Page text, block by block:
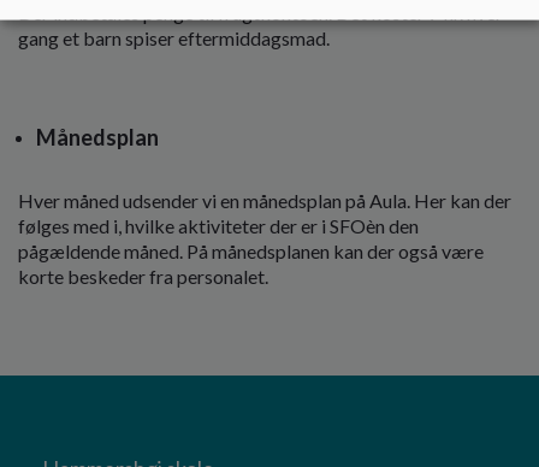
gang et barn spiser eftermiddagsmad.
Månedsplan
Hver måned udsender vi en månedsplan på Aula. Her kan der
følges med i, hvilke aktiviteter der er i SFOèn den
pågældende måned. På månedsplanen kan der også være
korte beskeder fra personalet.